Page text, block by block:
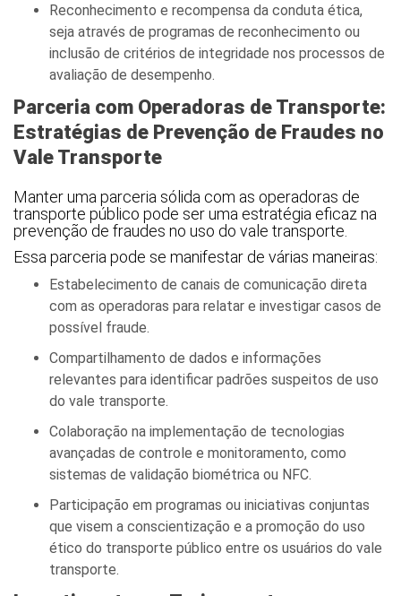
Reconhecimento e recompensa da conduta ética,
seja através de programas de reconhecimento ou
inclusão de critérios de integridade nos processos de
avaliação de desempenho.
Parceria com Operadoras de Transporte:
Estratégias de Prevenção de Fraudes no
Vale Transporte
Manter uma parceria sólida com as operadoras de
transporte público pode ser uma estratégia eficaz na
prevenção de fraudes no uso do vale transporte.
Essa parceria pode se manifestar de várias maneiras:
Estabelecimento de canais de comunicação direta
com as operadoras para relatar e investigar casos de
possível fraude.
Compartilhamento de dados e informações
relevantes para identificar padrões suspeitos de uso
do vale transporte.
Colaboração na implementação de tecnologias
avançadas de controle e monitoramento, como
sistemas de validação biométrica ou NFC.
Participação em programas ou iniciativas conjuntas
que visem a conscientização e a promoção do uso
ético do transporte público entre os usuários do vale
transporte.